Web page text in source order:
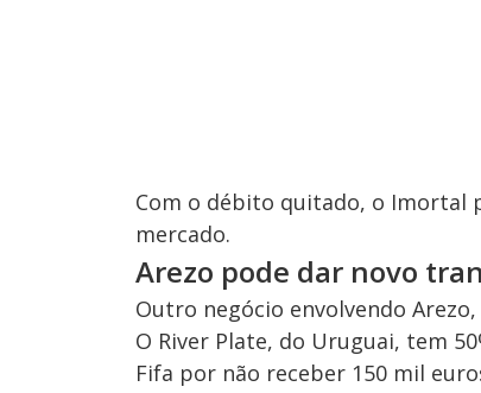
Com o débito quitado, o Imortal
mercado.
Arezo pode dar novo
Outro negócio envolvendo
O River Plate, do Uruguai, tem
Fifa por não receber 150 mil